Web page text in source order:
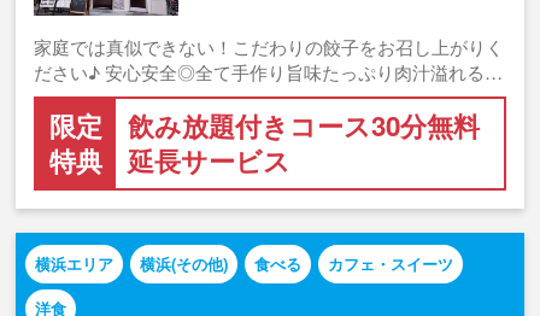
家庭では真似できない！こだわりの餃子をお召し上がりく
ださい♪ 安心安全◎全て手作り旨味たっぷり肉汁溢れる…
限定
特典
飲み放題付きコース30分無料
延長サービス
横浜エリア 横浜(その他) 食べる
カフェ・スイーツ
洋食